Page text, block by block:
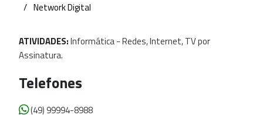
Network Digital
ATIVIDADES:Informática-Redes,Internet,TVpor
Assinatura.
Telefones
(49) 99994-8988